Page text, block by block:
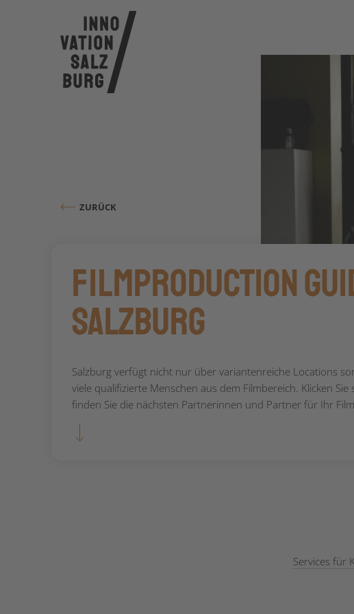
ZURÜCK
Filmproduction
Salzburg
Salzburg verfügt nicht nur über variantenreiche Locations
viele qualifizierte Menschen aus dem Filmbereich. Klicken
finden Sie die nächsten Partnerinnen und Partner für Ihr
Services für